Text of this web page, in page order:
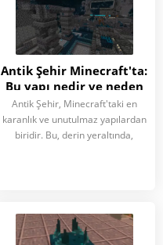
Antik Şehir Minecraft'ta:
Bu yapı nedir ve neden
önemlidir?
Antik Şehir, Minecraft'taki en
karanlık ve unutulmaz yapılardan
biridir. Bu, derin yeraltında,